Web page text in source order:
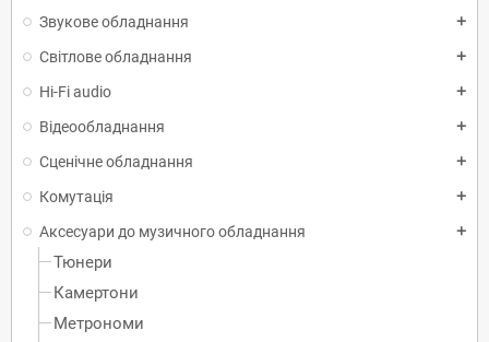
Звукове обладнання add
Світлове обладнання add
Hi-Fi audio add
Відеообладнання add
Сценічне обладнання add
Комутація add
Аксесуари до музичного обладнання add
Тюнери
Камертони
Метрономи